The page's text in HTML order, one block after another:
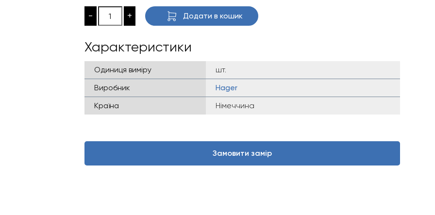
- + Додати в кошик
Характеристики
Одиниця виміру
шт.
Виробник
Hager
Країна
Німеччина
Замовити замір